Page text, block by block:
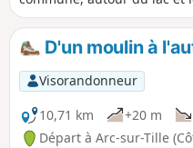
D'un moulin à
Visorandonneur
10,71 km
+20 m
Départ à Arc-sur-Tille